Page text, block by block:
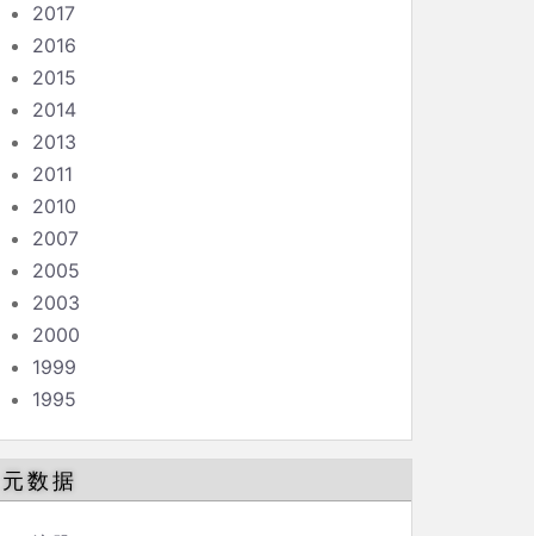
2017
2016
2015
2014
2013
2011
2010
2007
2005
2003
2000
1999
1995
元数据